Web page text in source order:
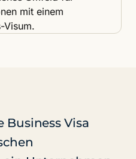
Business Visa